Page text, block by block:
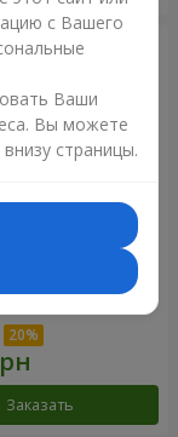
Заказать
с Вашего
Ваши
Вы можете
страницы.